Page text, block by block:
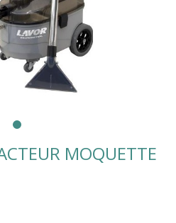
MOQUETTE